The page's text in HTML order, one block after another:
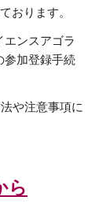
おります。
ンスアゴラ
参加登録手続
や注意事項に
ら